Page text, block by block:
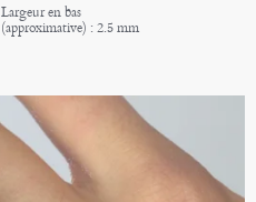
Largeur en bas
(approximative) : 2.5 mm